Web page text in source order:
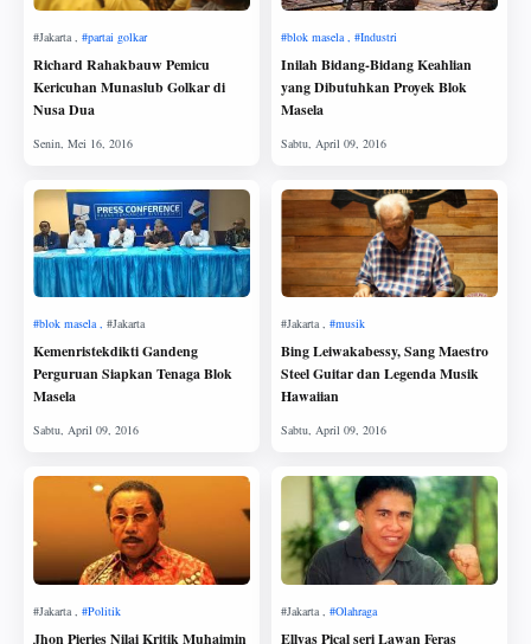
Richard Rahakbauw Pemicu
Kericuhan Munaslub Golkar di
Nusa Dua
Inilah Bidang-Bidang Keahlian
yang Dibutuhkan Proyek Blok
Masela
Kemenristekdikti Gandeng
Perguruan Siapkan Tenaga Blok
Masela
Bing Leiwakabessy, Sang Maestro
Steel Guitar dan Legenda Musik
Hawaiian
Jhon Pieries Nilai Kritik Muhaimin Ellyas Pical seri Lawan Feras